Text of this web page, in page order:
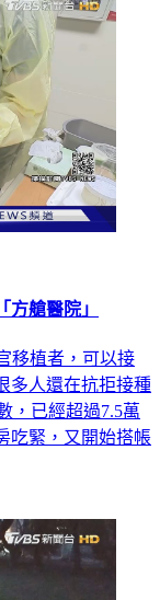
艙醫院」
移植者，可以接
多人還在抗拒接種
，已經超過7.5萬
吃緊，又開始搭帳